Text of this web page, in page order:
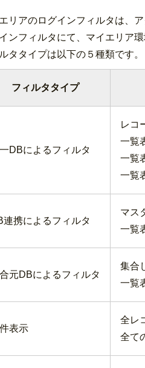
リアのログインフィルタは、
ンフィルタにて、マイエリア
タタイプは以下の５種類です。
フィルタタイプ
DBによるフィルタ
レコ
一覧
一覧
一覧
連携によるフィルタ
マス
一覧
元DBによるフィルタ
集合
一覧
表示
全レ
全て